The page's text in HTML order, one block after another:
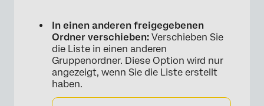
In einen anderen freigegebenen
Ordner verschieben: Verschieben Sie
die Liste in einen anderen
Gruppenordner. Diese Option wird nur
angezeigt, wenn Sie die Liste erstellt
haben.